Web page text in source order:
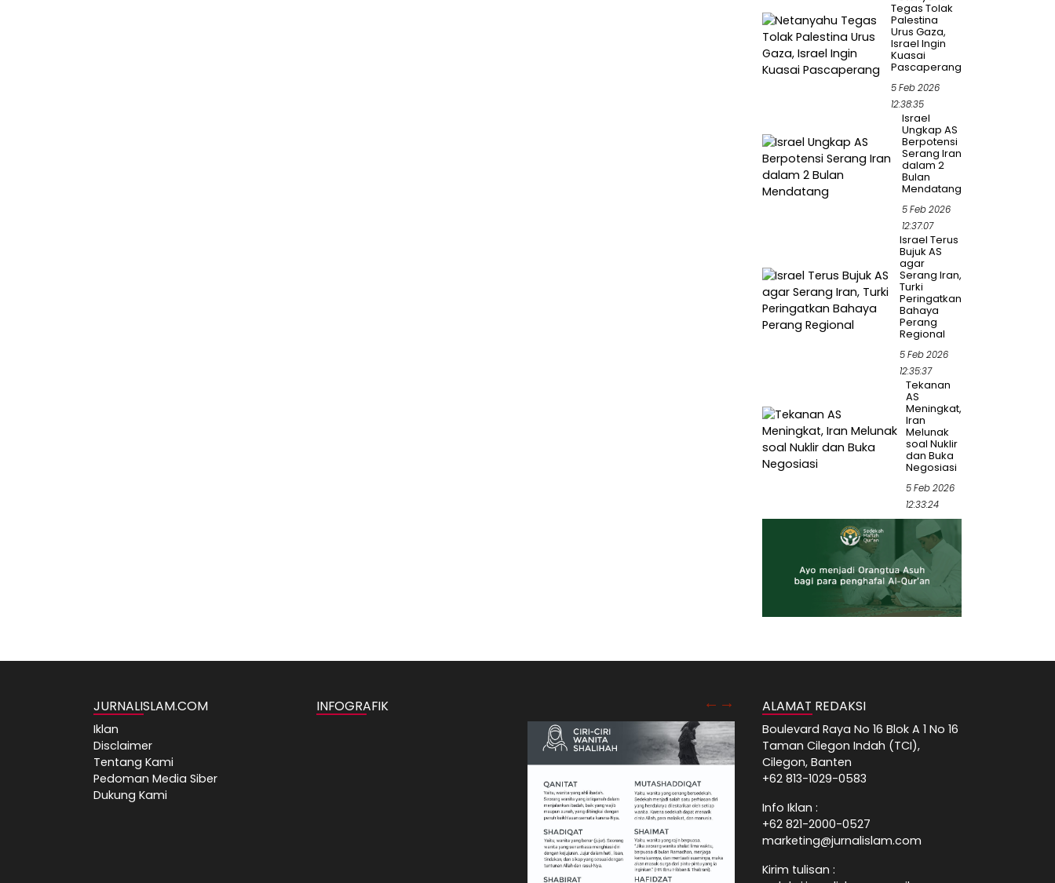
Tegas Tolak
Palestina
Urus Gaza,
Israel Ingin
Kuasai
Pascaperang
5 Feb 2026
12:38:35
Israel
Ungkap AS
Berpotensi
Serang Iran
dalam 2
Bulan
Mendatang
5 Feb 2026
12:37:07
Israel Terus
Bujuk AS
agar
Serang Iran,
Turki
Peringatkan
Bahaya
Perang
Regional
5 Feb 2026
12:35:37
Tekanan
AS
Meningkat,
Iran
Melunak
soal Nuklir
dan Buka
Negosiasi
5 Feb 2026
12:33:24
JURNALISLAM.COM
Iklan
Disclaimer
Tentang Kami
Pedoman Media Siber
Dukung Kami
INFOGRAFIK ALAMAT REDAKSI
Boulevard Raya No 16 Blok A 1 No 16
Taman Cilegon Indah (TCI),
Cilegon, Banten
+62 813-1029-0583
Info Iklan :
+62 821-2000-0527
marketing@jurnalislam.com
Kirim tulisan :